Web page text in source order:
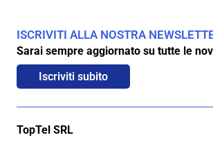
ISCRIVITI ALLA NOSTRA
Sarai sempre aggiornato su tutte le
Iscriviti subito
TopTel SRL